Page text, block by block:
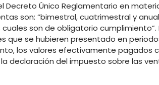
Decreto Único Reglamentario en
son: “bimestral, cuatrimestral y
son de obligatorio
que se hubieren presentado en
los valores efectivamente pagados
declaración del impuesto sobre las